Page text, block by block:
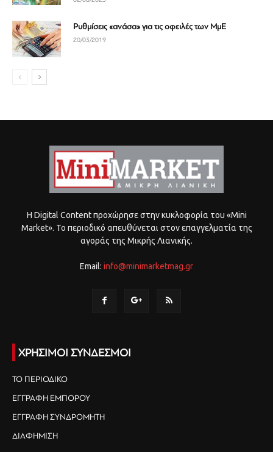
Ρυθμίσεις «ανάσα» για τις οφειλές των ΜμE
20/03/2019
Η Digital Content προχώρησε στην κυκλοφορία του «Mini
Market». Το περιοδικό απευθύνεται στον επαγγελματία της
αγοράς της Μικρής Λιανικής.
Email: info@minimarketmag.gr
ΧΡΗΣΙΜΟΙ ΣΥΝΔΕΣΜΟΙ
ΤΟ ΠΕΡΙΟΔΙΚΟ
ΕΓΓΡΑΦΗ ΕΜΠΟΡΟΥ
ΕΓΓΡΑΦΗ ΣΥΝΔΡΟΜΗΤΗ
ΔΙΑΦΗΜΙΣΗ